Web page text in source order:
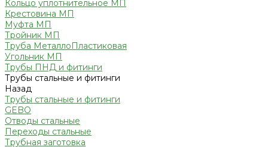
Кольцо уплотнительное МП
Крестовина МП
Муфта МП
Тройник МП
Труба МеталлоПластиковая
Угольник МП
Трубы ПНД и фитинги
Трубы стальные и фитинги
Назад
Трубы стальные и фитинги
GEBO
Отводы стальные
Переходы стальные
Трубная заготовка